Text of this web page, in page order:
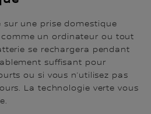
sur une prise domestique
comme un ordinateur ou tout
se rechargera pendant
suffisant pour
ou si vous n’utilisez pas
La technologie verte vous